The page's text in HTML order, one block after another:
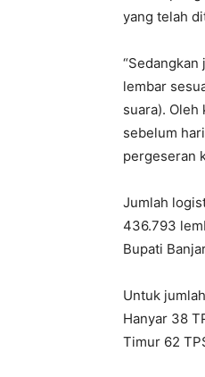
yang telah
lembar
suara).
sebelum
pergeseran
Jumlah
436.793
Bupati
Untuk
Hanyar 38
Timur 62